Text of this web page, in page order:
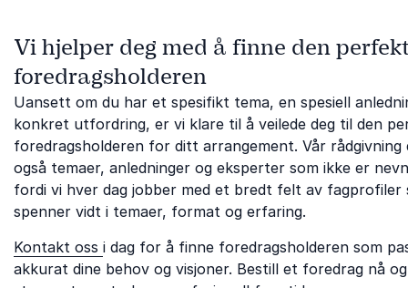
Vi hjelper deg med å finne den
foredragsholderen
Uansett om du har et spesifikt tema, en spesiell
konkret utfordring, er vi klare til å veilede deg til den
foredragsholderen for ditt arrangement. Vår rådgivning
også temaer, anledninger og eksperter som ikke er
fordi vi hver dag jobber med et bredt felt av fagprofiler
spenner vidt i temaer, format og erfaring.
Kontakt oss i dag for å finne foredragsholderen som
akkurat dine behov og visjoner. Bestill et foredrag nå